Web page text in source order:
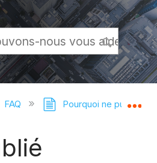
réduire la hiérarchie
FAQ Pourquoi ne puis-je